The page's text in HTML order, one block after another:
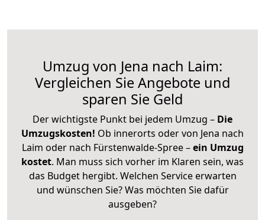
Umzug von Jena nach Laim:
Vergleichen Sie Angebote und
sparen Sie Geld
Der wichtigste Punkt bei jedem Umzug – Die
Umzugskosten! Ob innerorts oder von Jena nach
Laim oder nach Fürstenwalde-Spree –ein Umzug
kostet. Man muss sich vorher im Klaren sein, was
das Budget hergibt. Welchen Service erwarten
und wünschen Sie? Was möchten Sie dafür
ausgeben?